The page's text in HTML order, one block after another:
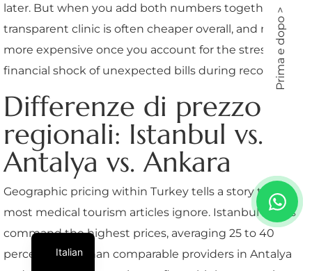
later. But when you add both numbers together, the
transparent clinic is often cheaper overall, and never
more expensive once you account for the stress and
financial shock of unexpected bills during recovery.
Differenze di prezzo
regionali: Istanbul vs.
Antalya vs. Ankara
Geographic pricing within Turkey tells a story that
most medical tourism articles ignore. Istanbul clinics
command the highest prices, averaging 25 to 40
percent more than comparable providers in Antalya
Prima e dopo >
Italian